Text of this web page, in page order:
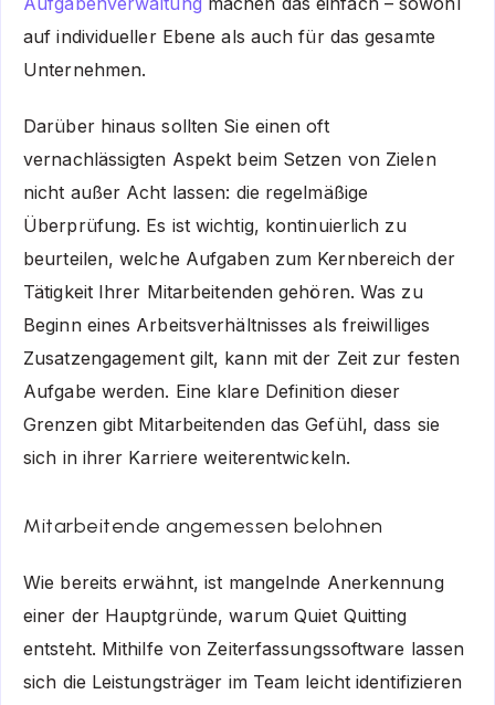
auf individueller Ebene als auch für das gesamte
Unternehmen.
Darüber hinaus sollten Sie einen oft
vernachlässigten Aspekt beim Setzen von Zielen
nicht außer Acht lassen: die regelmäßige
Überprüfung. Es ist wichtig, kontinuierlich zu
beurteilen, welche Aufgaben zum Kernbereich der
Tätigkeit Ihrer Mitarbeitenden gehören. Was zu
Beginn eines Arbeitsverhältnisses als freiwilliges
Zusatzengagement gilt, kann mit der Zeit zur festen
Aufgabe werden. Eine klare Definition dieser
Grenzen gibt Mitarbeitenden das Gefühl, dass sie
sich in ihrer Karriere weiterentwickeln.
Mitarbeitende angemessen belohnen
Wie bereits erwähnt, ist mangelnde Anerkennung
einer der Hauptgründe, warum Quiet Quitting
entsteht. Mithilfe von Zeiterfassungssoftware lassen
sich die Leistungsträger im Team leicht identifizieren